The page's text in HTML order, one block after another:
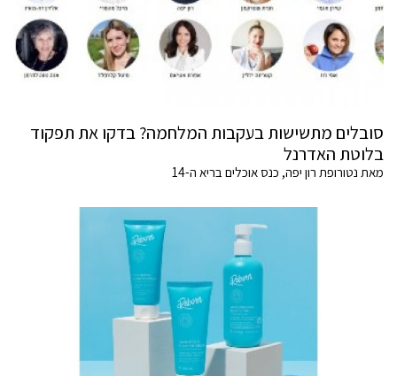
סובלים מתשישות בעקבות המלחמה? בדקו את תפקוד
בלוטת האדרנל
מאת נטורופת רון יפה, כנס אוכלים בריא ה-14